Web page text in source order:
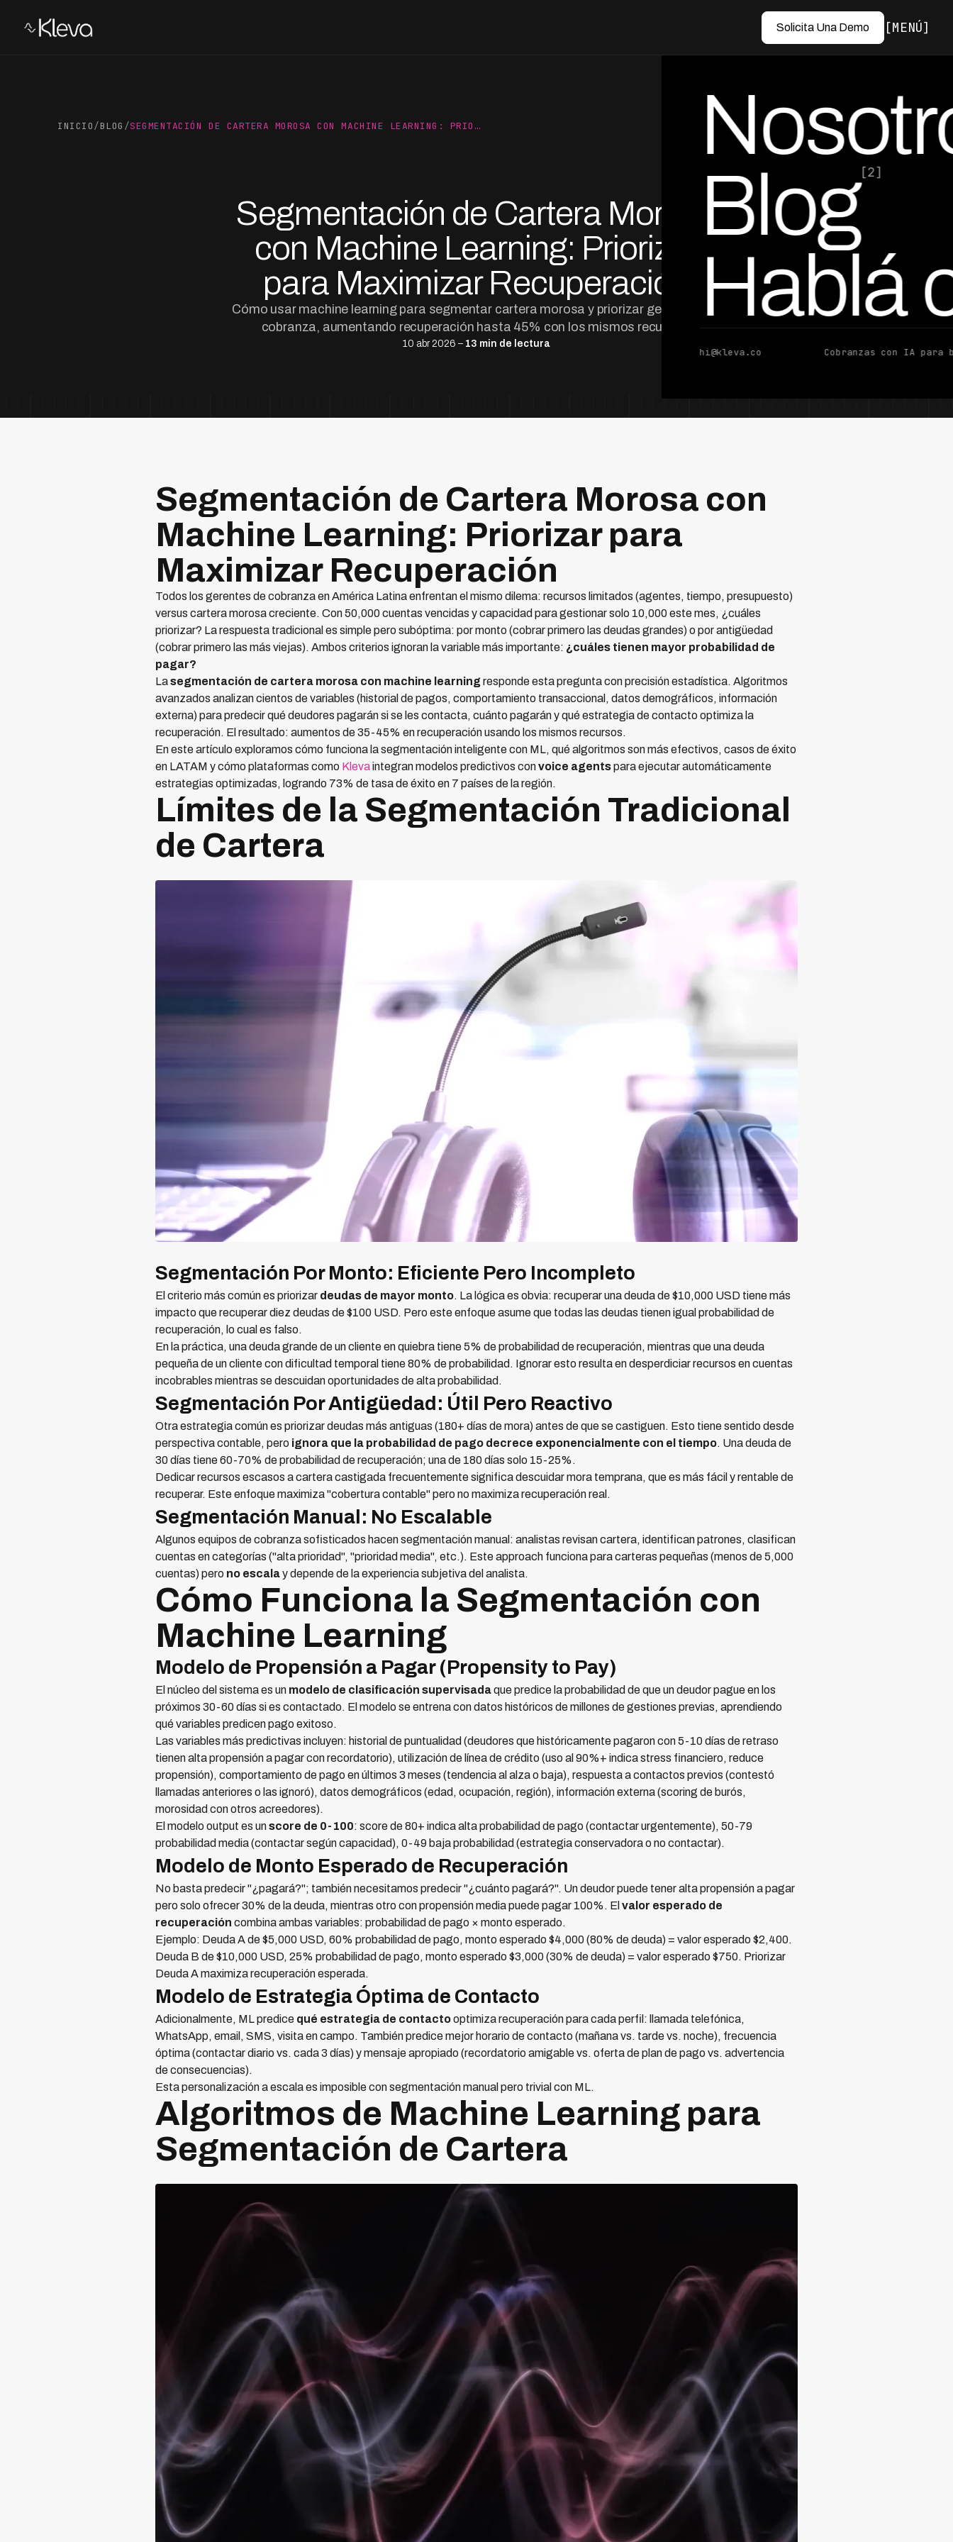
Solicita Una Demo MENÚ
Blog[2]
Hablá
hi@kleva.co Cobranzas con IA para
INICIO/BLOG /SEGMENTACIÓN DE CARTERA MOROSA CON MACHINE LEARNING: PRIO…
Segmentación de Cartera Morosa
con Machine Learning: Priorizar
para Maximizar Recuperación
Cómo usar machine learning para segmentar cartera morosa y priorizar gestiones de
cobranza, aumentando recuperación hasta 45% con los mismos recursos.
10 abr 2026 – 13 min de lectura
por Ed Escobar
Co-Founder & CEO
Segmentación de Cartera Morosa con
Machine Learning: Priorizar para
Maximizar Recuperación
Todos los gerentes de cobranza en América Latina enfrentan el mismo dilema: recursos limitados (agentes, tiempo, presupuesto)
versus cartera morosa creciente. Con 50,000 cuentas vencidas y capacidad para gestionar solo 10,000 este mes, ¿cuáles
priorizar? La respuesta tradicional es simple pero subóptima: por monto (cobrar primero las deudas grandes) o por antigüedad
(cobrar primero las más viejas). Ambos criterios ignoran la variable más importante: ¿cuáles tienen mayor probabilidad de
pagar?
Lasegmentación de cartera morosa con machine learningresponde esta pregunta con precisión estadística. Algoritmos
avanzados analizan cientos de variables (historial de pagos, comportamiento transaccional, datos demográficos, información
externa) para predecir qué deudores pagarán si se les contacta, cuánto pagarán y qué estrategia de contacto optimiza la
recuperación. El resultado: aumentos de 35-45% en recuperación usando los mismos recursos.
En este artículo exploramos cómo funciona la segmentación inteligente con ML, qué algoritmos son más efectivos, casos de éxito
en LATAM y cómo plataformas como Klevaintegran modelos predictivos convoice agentspara ejecutar automáticamente
estrategias optimizadas, logrando 73% de tasa de éxito en 7 países de la región.
Límites de la Segmentación Tradicional
de Cartera
Segmentación Por Monto: Eficiente Pero Incompleto
El criterio más común es priorizar deudas de mayor monto. La lógica es obvia: recuperar una deuda de $10,000 USD tiene más
impacto que recuperar diez deudas de $100 USD. Pero este enfoque asume que todas las deudas tienen igual probabilidad de
recuperación, lo cual es falso.
En la práctica, una deuda grande de un cliente en quiebra tiene 5% de probabilidad de recuperación, mientras que una deuda
pequeña de un cliente con dificultad temporal tiene 80% de probabilidad. Ignorar esto resulta en desperdiciar recursos en cuentas
incobrables mientras se descuidan oportunidades de alta probabilidad.
Segmentación Por Antigüedad: Útil Pero Reactivo
Otra estrategia común es priorizar deudas más antiguas (180+ días de mora) antes de que se castiguen. Esto tiene sentido desde
perspectiva contable, pero ignora que la probabilidad de pago decrece exponencialmente con el tiempo. Una deuda de
30 días tiene 60-70% de probabilidad de recuperación; una de 180 días solo 15-25%.
Dedicar recursos escasos a cartera castigada frecuentemente significa descuidar mora temprana, que es más fácil y rentable de
recuperar. Este enfoque maximiza "cobertura contable" pero no maximiza recuperación real.
Segmentación Manual: No Escalable
Algunos equipos de cobranza sofisticados hacen segmentación manual: analistas revisan cartera, identifican patrones, clasifican
cuentas en categorías ("alta prioridad", "prioridad media", etc.). Este approach funciona para carteras pequeñas (menos de 5,000
cuentas) pero no escalay depende de la experiencia subjetiva del analista.
Cómo Funciona la Segmentación con
Machine Learning
Modelo de Propensión a Pagar (Propensity to Pay)
El núcleo del sistema es un modelo de clasificación supervisadaque predice la probabilidad de que un deudor pague en los
próximos 30-60 días si es contactado. El modelo se entrena con datos históricos de millones de gestiones previas, aprendiendo
qué variables predicen pago exitoso.
Las variables más predictivas incluyen: historial de puntualidad (deudores que históricamente pagaron con 5-10 días de retraso
tienen alta propensión a pagar con recordatorio), utilización de línea de crédito (uso al 90%+ indica stress financiero, reduce
propensión), comportamiento de pago en últimos 3 meses (tendencia al alza o baja), respuesta a contactos previos (contestó
llamadas anteriores o las ignoró), datos demográficos (edad, ocupación, región), información externa (scoring de burós,
morosidad con otros acreedores).
El modelo output es unscore de 0-100: score de 80+ indica alta probabilidad de pago (contactar urgentemente), 50-79
probabilidad media (contactar según capacidad), 0-49 baja probabilidad (estrategia conservadora o no contactar).
Modelo de Monto Esperado de Recuperación
No basta predecir "¿pagará?"; también necesitamos predecir "¿cuánto pagará?". Un deudor puede tener alta propensión a pagar
pero solo ofrecer 30% de la deuda, mientras otro con propensión media puede pagar 100%. El valor esperado de
recuperación combina ambas variables: probabilidad de pago × monto esperado.
Ejemplo: Deuda A de $5,000 USD, 60% probabilidad de pago, monto esperado $4,000 (80% de deuda) = valor esperado $2,400.
Deuda B de $10,000 USD, 25% probabilidad de pago, monto esperado $3,000 (30% de deuda) = valor esperado $750. Priorizar
Deuda A maximiza recuperación esperada.
Modelo de Estrategia Óptima de Contacto
Adicionalmente, ML predice qué estrategia de contactooptimiza recuperación para cada perfil: llamada telefónica,
WhatsApp, email, SMS, visita en campo. También predice mejor horario de contacto (mañana vs. tarde vs. noche), frecuencia
óptima (contactar diario vs. cada 3 días) y mensaje apropiado (recordatorio amigable vs. oferta de plan de pago vs. advertencia
de consecuencias).
Esta personalización a escala es imposible con segmentación manual pero trivial con ML.
Algoritmos de Machine Learning para
Segmentación de Cartera